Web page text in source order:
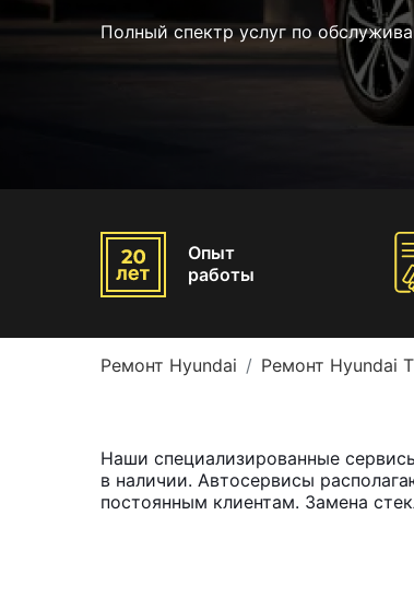
Полный спектр услуг по
Опыт
работы
Ремонт Hyundai Ремонт Hyundai
Наши специализированные
в наличии. Автосервисы
постоянным клиентам. Замена